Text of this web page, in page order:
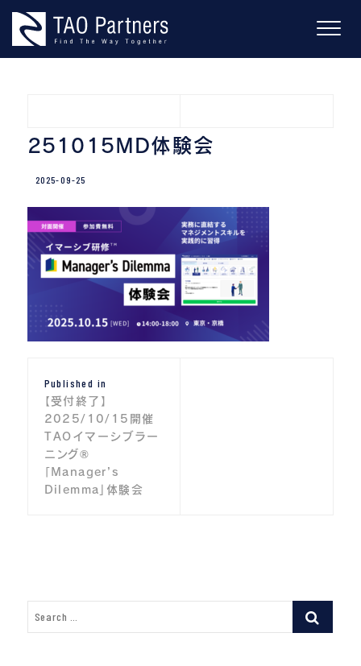
content
251015MD体験会
2025-09-25
稿
ナ
ビ
ゲ
ン
Published in
【受付終了】
2025/10/15開催
TAOイマーシブラー
ニング®
「Manager’s
Dilemma」体験会